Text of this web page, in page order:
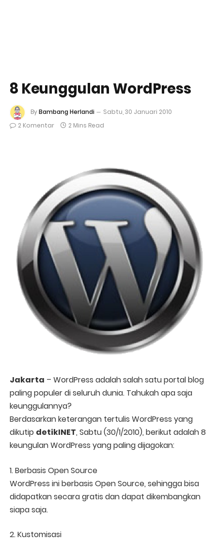
8 Keunggulan WordPress
ByBambang Herlandi
Sabtu, 30 Januari 2010
2 Komentar
2 Mins Read
Jakarta – WordPress adalah salah satu portal blog
paling populer di seluruh dunia. Tahukah apa saja
keunggulannya?
Berdasarkan keterangan tertulis WordPress yang
dikutip detikINET, Sabtu (30/1/2010), berikut adalah 8
keungulan WordPress yang paling dijagokan:
1. Berbasis Open Source
WordPress ini berbasis Open Source, sehingga bisa
didapatkan secara gratis dan dapat dikembangkan
siapa saja.
2. Kustomisasi